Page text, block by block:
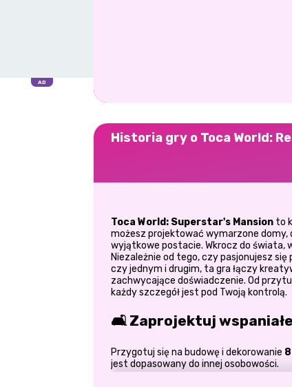
Historia gry o Toca World:
Toca World: Superstar's Mansion to
możesz projektować wymarzone domy,
wyjątkowe postacie. Wkrocz do świata,
Niezależnie od tego, czy pasjonujesz
czy jednym i drugim, ta gra łączy
zachwycające doświadczenie. Od
każdy szczegół jest pod Twoją kontrolą.
🛋️ Zaprojektuj
Przygotuj się na budowę i dekorowanie
jest dopasowany do innej osobowości.